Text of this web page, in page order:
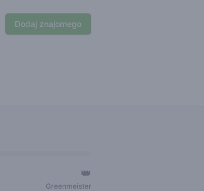
Dodaj znajomego
👑
Greenmeister